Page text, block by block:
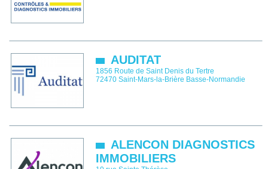
AUDITAT
1856 Route de Saint Denis du Tertre
72470 Saint-Mars-la-Brière Basse-Normandie
ALENCON DIAGNOSTICS
IMMOBILIERS